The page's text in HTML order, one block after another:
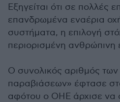
Εξηγείται ότι σε πολλές
επανδρωμένα εναέρια
συστήματα, η επιλογή
περιορισμένη ανθρώπινη
Ο συνολικός αριθμός
παραβιάσεων» έφτασε
αφότου ο ΟΗΕ άρχισε να